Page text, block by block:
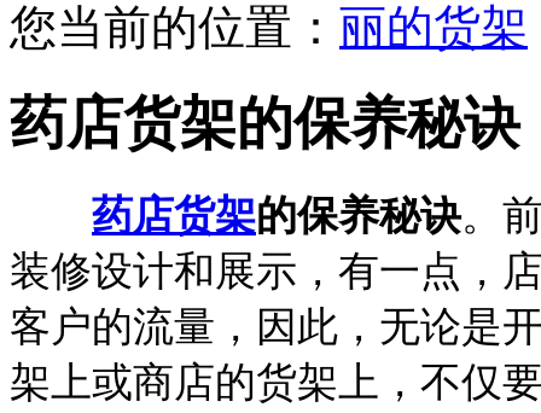
您当前的位置： 丽的货架
药店货架的保养秘诀
药店货架的保养秘诀。
装修设计和展示，有一点，
客户的流量，因此，无论是
架上或商店的货架上，不仅